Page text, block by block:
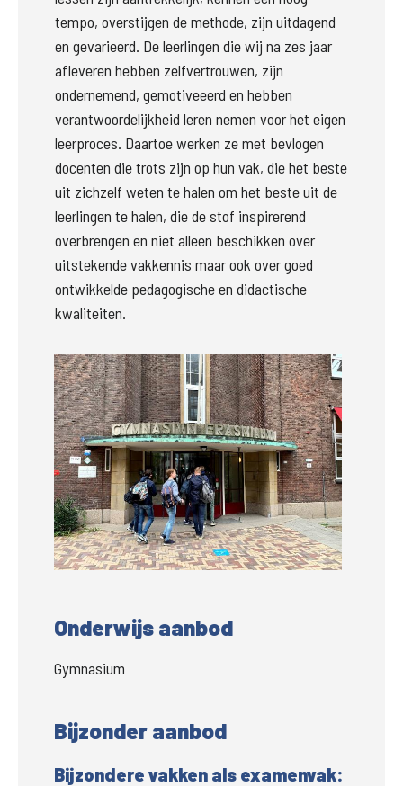
tempo, overstijgen de methode, zijn uitdagend
en gevarieerd. De leerlingen die wij na zes jaar
afleveren hebben zelfvertrouwen, zijn
ondernemend, gemotiveeerd en hebben
verantwoordelijkheid leren nemen voor het eigen
leerproces. Daartoe werken ze met bevlogen
docenten die trots zijn op hun vak, die het beste
uit zichzelf weten te halen om het beste uit de
leerlingen te halen, die de stof inspirerend
overbrengen en niet alleen beschikken over
uitstekende vakkennis maar ook over goed
ontwikkelde pedagogische en didactische
kwaliteiten.
Onderwijs aanbod
Gymnasium
Bijzonder aanbod
Bijzondere vakken als examenvak: